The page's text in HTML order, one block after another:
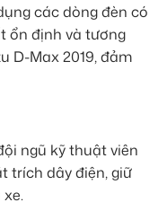
các dòng đèn có
ổn định và tương
D-Max 2019, đảm
ngũ kỹ thuật viên
trích dây điện, giữ